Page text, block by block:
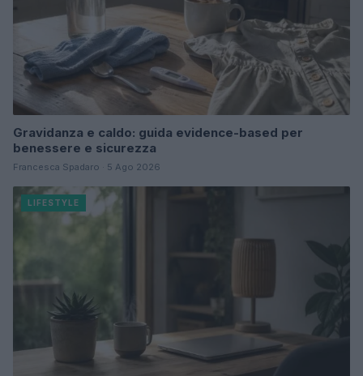
Gravidanza e caldo: guida evidence-based per
benessere e sicurezza
Francesca Spadaro · 5 Ago 2026
LIFESTYLE